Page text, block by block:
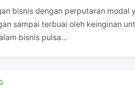
bisnis dengan perputaran modal
sampai terbuai oleh keinginan
bisnis pulsa…